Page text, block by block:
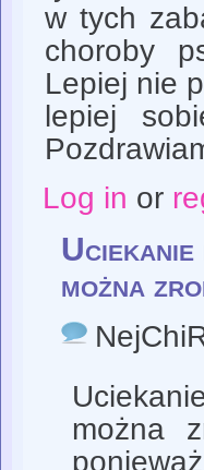
w tych
choroby
Lepiej nie
lepiej
Log in or
można
można